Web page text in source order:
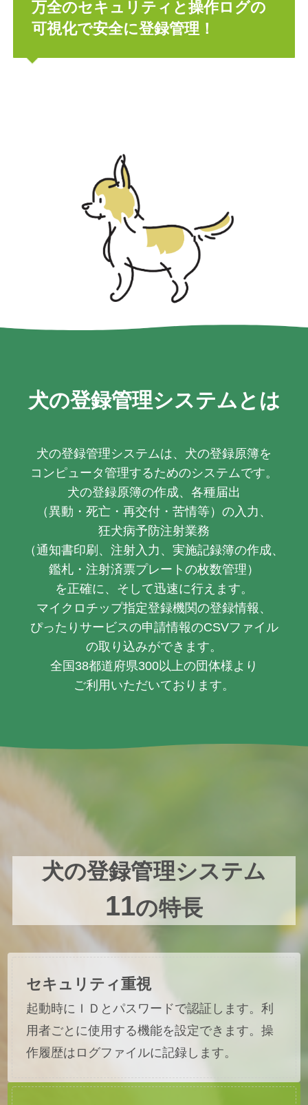
万全のセキュリティと操作ログの
可視化で安全に登録管理！
犬の登録管理システム とは
犬の登録管理システムは、犬の登録原簿を
コンピュータ管理するためのシステムです。
犬の登録原簿の作成、各種届出
（異動・死亡・再交付・苦情等）の入力、
狂犬病予防注射業務
（通知書印刷、注射入力、実施記録簿の作成、
鑑札・注射済票プレートの枚数管理）
を正確に、そして迅速に行えます。
マイクロチップ指定登録機関の登録情報、
ぴったりサービスの申請情報のCSVファイル
の取り込みができます。
全国38都道府県300以上の団体様より
ご利用いただいております。
犬の登録管理システム
11の特長
セキュリティ重視
起動時にＩＤとパスワードで認証します。利
用者ごとに使用する機能を設定できます。操
作履歴はログファイルに記録します。